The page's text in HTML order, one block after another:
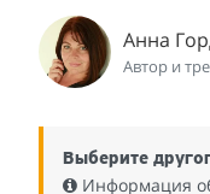
Анна
Автор и
Выберите
Информация